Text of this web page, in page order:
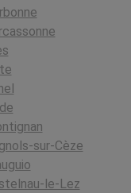
sur-Cèze
le-Lez